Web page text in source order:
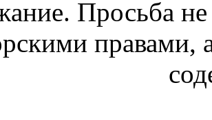
Просьба
правами,